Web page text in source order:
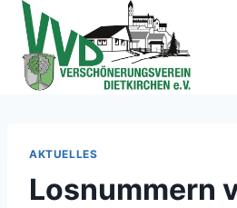
Zum
Inhalt
springen
AKTUELLES
Losnummern